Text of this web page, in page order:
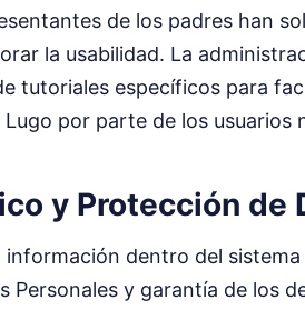
de los padres han
la usabilidad. La
tutoriales específicos para
por parte de los usuarios
y Protección de
dentro del
Personales y garantía de los